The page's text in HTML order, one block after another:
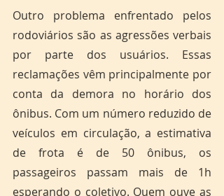
Outro problema enfrentado pelos
rodoviários são as agressões verbais
por parte dos usuários. Essas
reclamações vêm principalmente por
conta da demora no horário dos
ônibus. Com um número reduzido de
veículos em circulação, a estimativa
de frota é de 50 ônibus, os
passageiros passam mais de 1h
esperando o coletivo. Quem ouve as